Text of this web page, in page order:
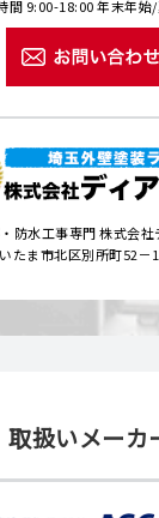
間 9:00-18:00 年末年始
防水工事専門 株式会社
たま市北区別所町52－
取扱いメーカ